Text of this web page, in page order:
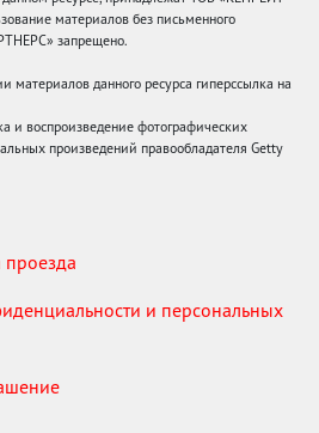
материалов без письменного
запрещено.
материалов данного ресурса гиперссылка на
и воспроизведение фотографических
произведений правообладателя Getty
и персональных